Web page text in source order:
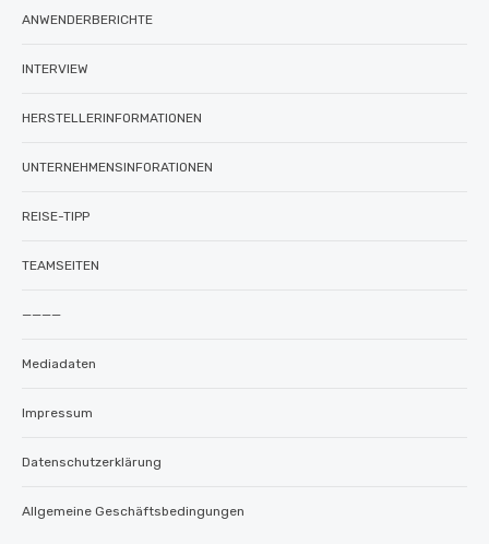
ANWENDERBERICHTE
INTERVIEW
HERSTELLERINFORMATIONEN
UNTERNEHMENSINFORATIONEN
REISE-TIPP
TEAMSEITEN
————
Mediadaten
Impressum
Datenschutzerklärung
Allgemeine Geschäftsbedingungen